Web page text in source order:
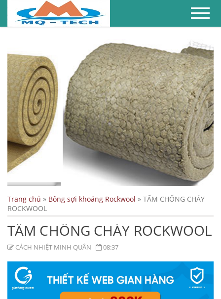
HƯỚNG DẪN KIẾN THỨC LIÊN HỆ
Trang chủ » Bông sợi khoáng Rockwool » TẤM CHỐNG CHÁY
ROCKWOOL
TẤM CHỐNG CHÁY ROCKWOOL
CÁCH NHIỆT MINH QUÂN 08:37